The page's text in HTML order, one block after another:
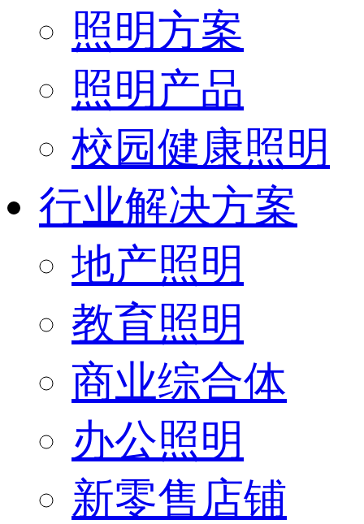
照明方案
照明产品
校园健康照明
行业解决方案
地产照明
教育照明
商业综合体
办公照明
新零售店铺